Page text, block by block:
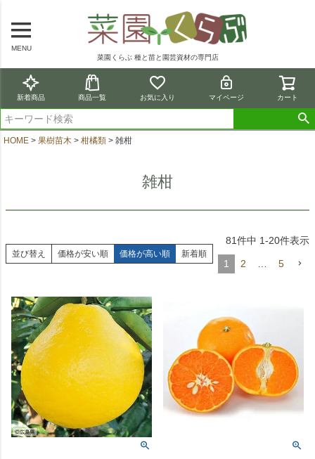
MENU
菜園くらぶ 種と苗と園芸資材の専門店
新着商品 商品一覧 お気に入り マイページ カート
HOME 果樹苗木 柑橘類 雑柑
雑柑
並び替え 価格が安い順 価格が高い順 新着順
81件中 1-20件表示
1 2 … 5